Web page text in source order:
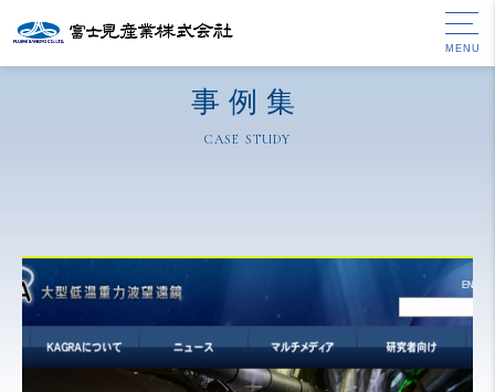
MENU
事例集
CASE STUDY